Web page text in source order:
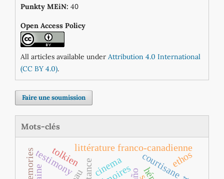
Punkty MEiN: 40
Open Access Policy
All articles available under Attribution 4.0 International
(CC BY 4.0).
Faire une soumission
Mots-clés
littérature franco‐canadienne
testimony
tolkien courtisane
memories cinema ethos